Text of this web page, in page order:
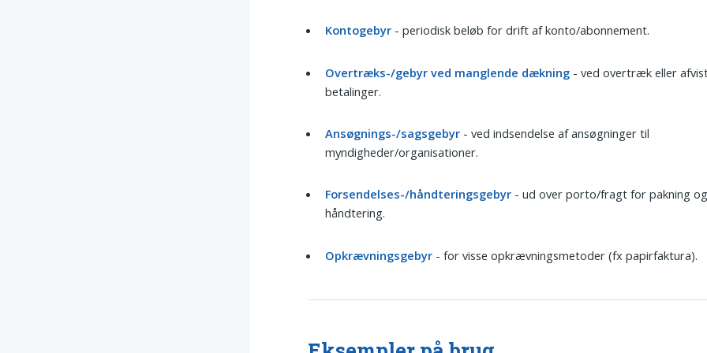
Kontogebyr - periodisk beløb for drift af konto/abonnement.
Overtræks-/gebyr ved manglende dækning - ved overtræk eller
betalinger.
Ansøgnings-/sagsgebyr - ved indsendelse af ansøgninger til
myndigheder/organisationer.
Forsendelses-/håndteringsgebyr - ud over porto/fragt for pakning
håndtering.
Opkrævningsgebyr - for visse opkrævningsmetoder (fx papirfaktura).